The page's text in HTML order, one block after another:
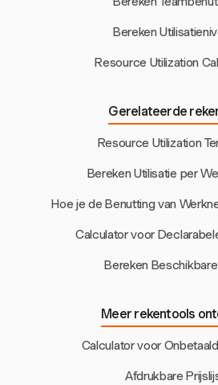
Bereken
Resource Utilization
Gerelateerde
Resource Utilization
Bereken Utilisatie per
Hoe je de Benutting van
Calculator voor
Bereken
Meer rekentools
Calculator voor
Afdrukbare